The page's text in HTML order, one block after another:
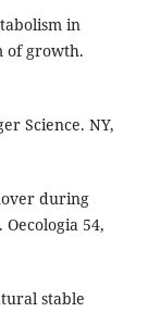
in
of growth.
Science. NY,
during
54,
stable